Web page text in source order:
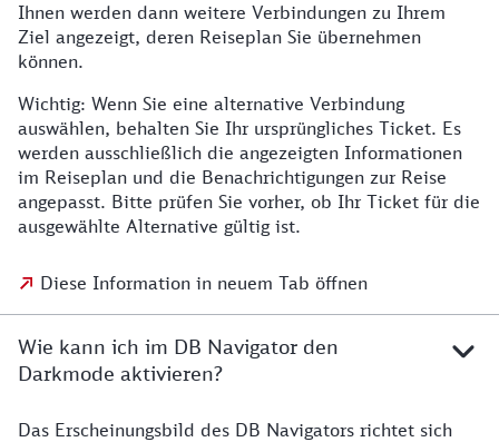
Ihnen werden dann weitere Verbindungen zu Ihrem
Ziel angezeigt, deren Reiseplan Sie übernehmen
können.
Wichtig: Wenn Sie eine alternative Verbindung
auswählen, behalten Sie Ihr ursprüngliches Ticket. Es
werden ausschließlich die angezeigten Informationen
im Reiseplan und die Benachrichtigungen zur Reise
angepasst. Bitte prüfen Sie vorher, ob Ihr Ticket für die
ausgewählte Alternative gültig ist.
Diese Information in neuem Tab öffnen
Wie kann ich im DB Navigator den
Darkmode aktivieren?
Das Erscheinungsbild des DB Navigators richtet sich